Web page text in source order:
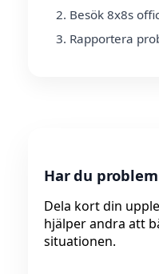
Besök 8x8s
Rapportera
Har du
Dela kort din
hjälper andra att
situationen.